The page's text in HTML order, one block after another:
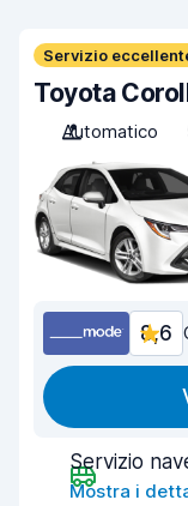
Servizio
Toyota
Automatico
8,6
Servizio
Mostra i